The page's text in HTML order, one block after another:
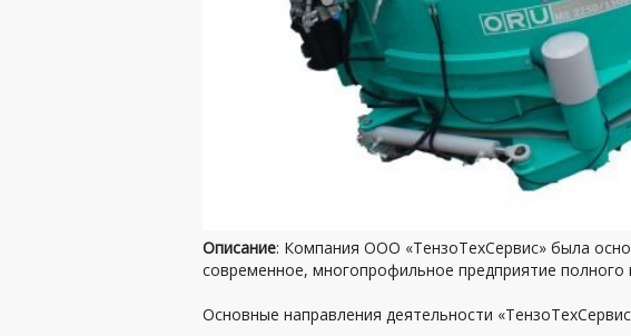
Описание: Компания ООО «ТензоТехСервис» была
современное, многопрофильное предприятие полного
Основные направления деятельности